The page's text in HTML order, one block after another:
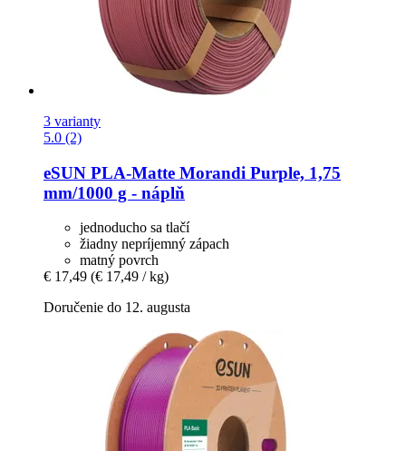
3 varianty
5.0 (2)
eSUN PLA-​Matte Morandi Purple, 1,75
mm/1000 g -​ náplň
jednoducho sa tlačí
žiadny nepríjemný zápach
matný povrch
€ 17,49 (€ 17,49 / kg)
Doručenie do 12. augusta